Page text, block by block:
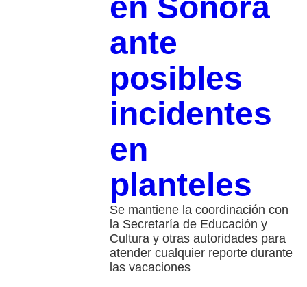
en Sonora
ante
posibles
incidentes
en
planteles
Se mantiene la coordinación con
la Secretaría de Educación y
Cultura y otras autoridades para
atender cualquier reporte durante
las vacaciones